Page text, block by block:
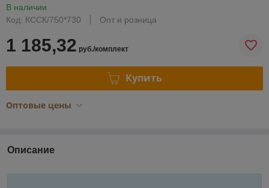
В наличии
Код: КССК/750*730
Опт и розница
1 185,32 руб./комплект
Купить
Оптовые цены
Описание